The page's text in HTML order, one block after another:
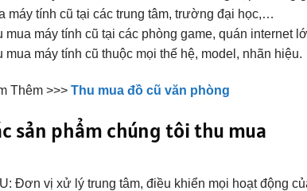
máy tính cũ tại các trung tâm, trường đại học,…
mua máy tính cũ tại các phòng game, quán internet
mua máy tính cũ thuộc mọi thế hệ, model, nhãn hiệu.
Thêm >>> Thu mua đồ cũ văn phòng
sản phẩm chúng tôi thu mua
Đơn vị xử lý trung tâm, điều khiển mọi hoạt động